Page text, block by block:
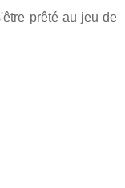
prêté au jeu de